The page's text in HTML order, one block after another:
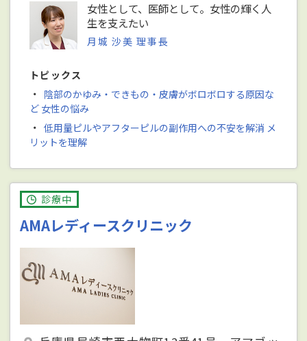
女性として、医師として。女性の輝く人
生を支えたい
月城 沙美 理事長
トピックス
・ 陰部のかゆみ・できもの・皮膚がボロボロする原因な
ど 女性の悩み
・ 低用量ピルやアフターピルの副作用への不安を解消 メ
リットを理解
診療中
AMAレディースクリニック